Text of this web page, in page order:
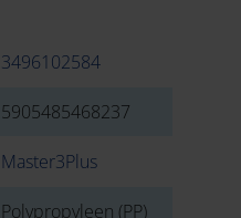
3496102584
5905485468237
Master3Plus
Polypropyleen (PP)